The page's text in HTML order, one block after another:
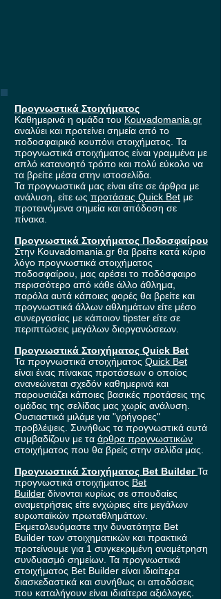
Προγνωστικά Στοιχήματος
Καθημερινά η ομάδα του Kouvadomania.gr
αναλύει και προτείνει σημεία από το
ποδοσφαιρικό κουπόνι στοιχήματος. Τα
προγνωστικά στοιχήματος είναι γραμμένα με
απλό κατανοητό τρόπο και πολύ εύκολο να
τα βρείτε μέσα στην ιστοσελίδα.
Τα προγνωστικά μας είναι είτε σε άρθρα με
ανάλυση, είτε ως προτάσεις Quick Bet με
προτεινόμενα σημεία και απόδοση σε
πίνακα.
Προγνωστικά Στοιχήματος Ποδοσφαίρου
Στην Kouvadomania.gr θα βρείτε κατά κύριο
λόγο προγνωστικά στοιχήματος
ποδοσφαίρου, μας αρέσει το ποδόσφαιρο
περισσότερο από κάθε άλλο άθλημα,
παρόλα αυτά κάποιες φορές θα βρείτε και
προγνωστικά άλλων αθλημάτων είτε μέσο
συνεργασίας με κάποιον tipster είτε σε
περιπτώσεις μεγάλων διοργανώσεων.
Προγνωστικά Στοιχήματος Quick Bet
Τα προγνωστικά στοιχήματος Quick Bet
είναι ένας πίνακας προτάσεων ο οποίος
ανανεώνεται σχεδόν καθημερινά και
παρουσιάζει κάποιες βασικές προτάσεις της
ομάδας της σελίδας μας χωρίς ανάλυση.
Ουσιαστικά μιλάμε για "γρήγορες"
προβλέψεις. Συνήθως τα προγνωστικά αυτά
συμβαδίζουν με τα άρθρα προγνωστικών
στοιχήματος που θα βρείς στην σελίδα μας.
Προγνωστικά Στοιχήματος Bet BuilderΤα
προγνωστικά στοιχήματος Bet
Builder δίνονται κυρίως σε σπουδαίες
αναμετρήσεις είτε ενχώριες είτε μεγάλων
ευρωπαϊκών πρωταθλημάτων.
Εκμεταλευόμαστε την δυνατότητα Bet
Builder των στοιχηματικών και πρακτικά
προτείνουμε για 1 συγκεκριμένη αναμέτρηση
συνδυασμό σημείων. Τα προγνωστικά
στοιχήματος Bet Builder είναι ιδιαίτερα
διασκεδαστικά και συνήθως οι αποδόσεις
που καταλήγουν είναι ιδιαίτερα αξιόλογες.